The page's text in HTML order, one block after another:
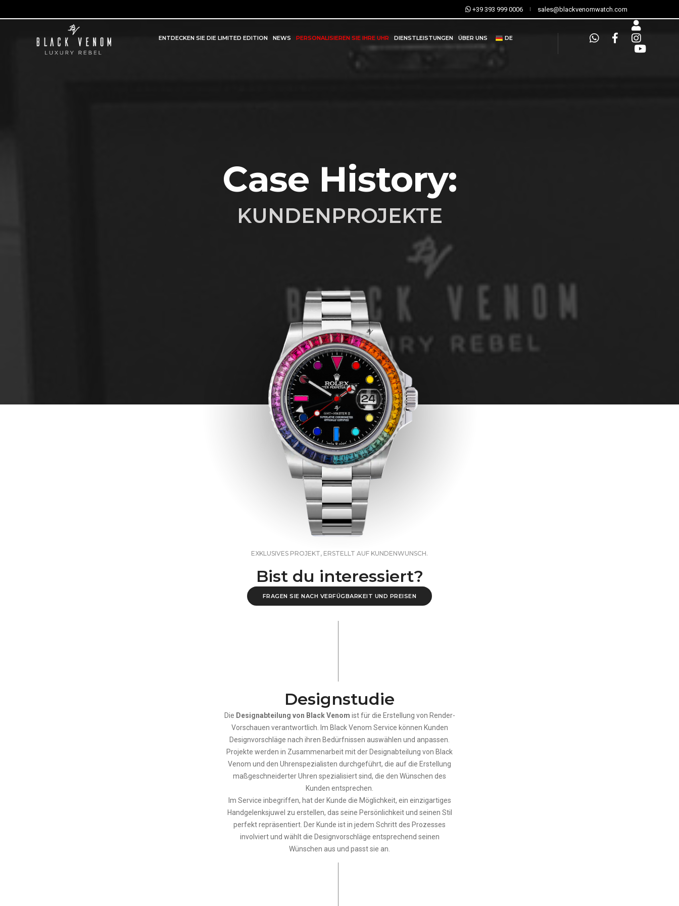
+39 393 999 0006 sales@blackvenomwatch.com
ENTDECKEN SIE DIE LIMITED EDITION NEWS PERSONALISIEREN SIE IHRE UHR DIENSTLEISTUNGEN ÜBER UNS DE
Case History:
KUNDENPROJEKTE
EXKLUSIVES PROJEKT, ERSTELLT AUF KUNDENWUNSCH.
Bist du interessiert?
FRAGEN SIE NACH VERFÜGBARKEIT UND PREISEN
Designstudie
Die Designabteilung von Black Venom ist für die Erstellung von Render-
Vorschauen verantwortlich. Im Black Venom Service können Kunden
Designvorschläge nach ihren Bedürfnissen auswählen und anpassen.
Projekte werden in Zusammenarbeit mit der Designabteilung von Black
Venom und den Uhrenspezialisten durchgeführt, die auf die Erstellung
maßgeschneiderter Uhren spezialisiert sind, die den Wünschen des
Kunden entsprechen.
Im Service inbegriffen, hat der Kunde die Möglichkeit, ein einzigartiges
Handgelenksjuwel zu erstellen, das seine Persönlichkeit und seinen Stil
perfekt repräsentiert. Der Kunde ist in jedem Schritt des Prozesses
involviert und wählt die Designvorschläge entsprechend seinen
Wünschen aus und passt sie an.